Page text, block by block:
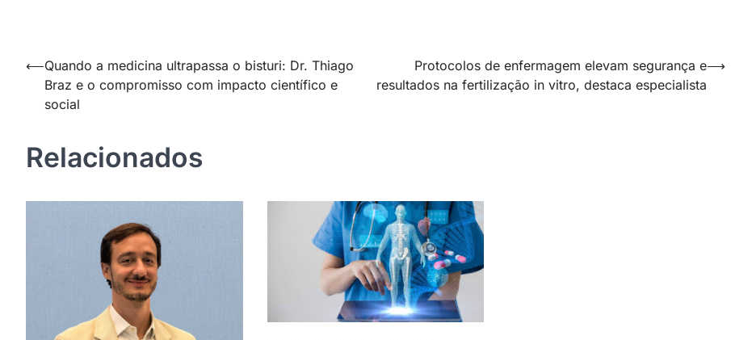
Navegação
⟵Quando a medicina ultrapassa o bisturi: Dr. Thiago
Braz e o compromisso com impacto científico e
social
Protocolos de enfermagem elevam segurança e
resultados na fertilização in vitro, destaca especialista
⟶
Relacionados